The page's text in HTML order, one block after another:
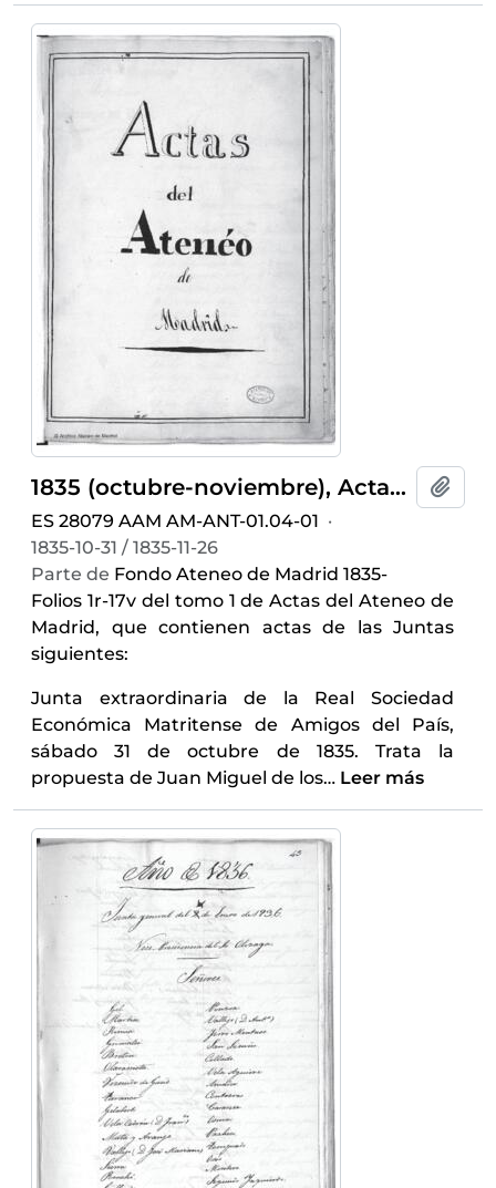
1835 (octubre-noviembre), Actas del Ateneo de Madrid
ES 28079 AAM AM-ANT-01.04-01 ·
1835-10-31 / 1835-11-26
Parte de Fondo Ateneo de Madrid 1835-
Folios 1r-17v del tomo 1 de Actas del Ateneo de
Madrid, que contienen actas de las Juntas
siguientes:
Junta extraordinaria de la Real Sociedad
Económica Matritense de Amigos del País,
sábado 31 de octubre de 1835. Trata la
propuesta de Juan Miguel de los… Leer más